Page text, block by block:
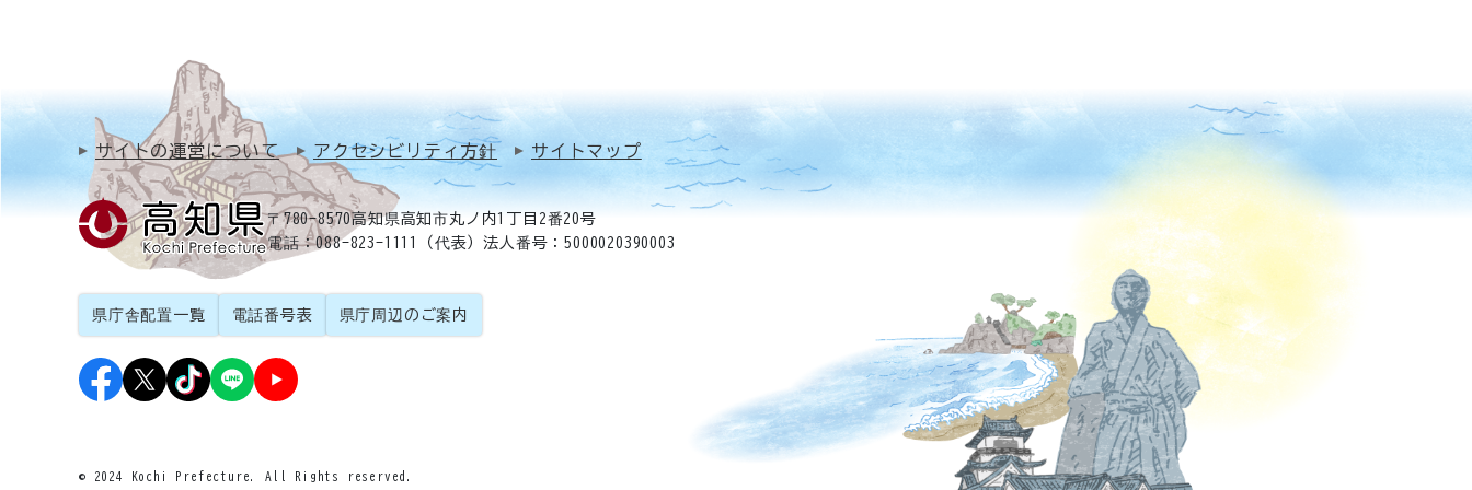
サイトの運営について アクセシビリティ方針 サイトマップ
〒780-8570高知県高知市丸ノ内1丁目2番20号
電話：088-823-1111（代表）法人番号：5000020390003
県庁舎配置一覧 電話番号表 県庁周辺のご案内
© 2024 Kochi Prefecture. All Rights reserved.